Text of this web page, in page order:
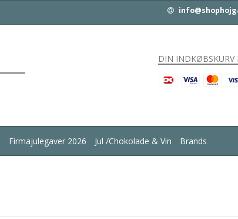
DIN INDKØBSKURV
Firmajulegaver 2026 Jul /Chokolade & Vin Brands